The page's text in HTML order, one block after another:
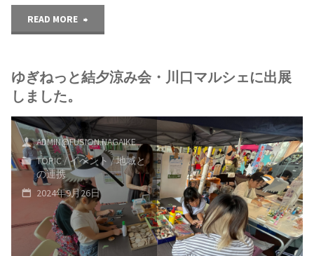
ェ
開
催
し
ま
し
READ MORE
ね
と
結
み
ん
ゆぎねっと結夕涼み会・川口マルシェに出展
しました。
ADMIN@FUSION.NAGAIKE
TOPIC/イベント/地域と
の連携
2024年9月26日